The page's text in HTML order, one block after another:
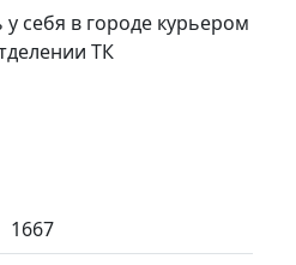
себя в городе курьером
ТК
1667